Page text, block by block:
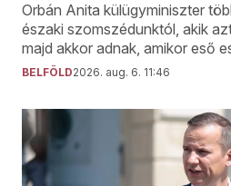
Orbán Anita külügyminiszter
északi szomszédunktól, akik
majd akkor adnak, amikor eső
BELFÖLD2026. aug. 6. 11:46